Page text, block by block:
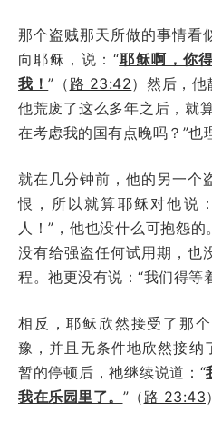
那个盗贼那天所做的事情看
向耶稣，说：“耶稣啊，你
我！”（ 路 23:42）然后，
他荒废了这么多年之后，就
在考虑我的国有点晚吗？”也
就在几分钟前，他的另一个
恨，所以就算耶稣对他说
人！”，他也没什么可抱怨
没有给强盗任何试用期，也
程。祂更没有说：“我们得等
相反，耶稣欣然接受了那
豫，并且无条件地欣然接纳
暂的停顿后，祂继续说道：“
我在乐园里了。 ”（ 路 23:43）